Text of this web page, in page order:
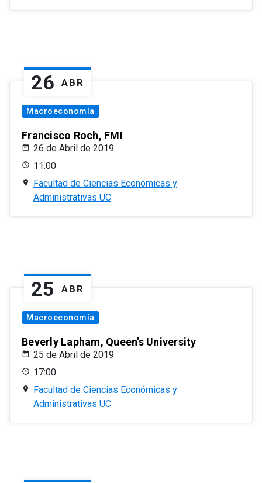
26 ABR
Macroeconomía
Francisco Roch, FMI
26 de Abril de 2019
11:00
Facultad de Ciencias Económicas y
Administrativas UC
25 ABR
Macroeconomía
Beverly Lapham, Queen’s University
25 de Abril de 2019
17:00
Facultad de Ciencias Económicas y
Administrativas UC